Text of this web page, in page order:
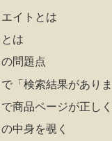
イトとは
は
問題点
「検索結果があり
商品ページが正し
中身を覗く